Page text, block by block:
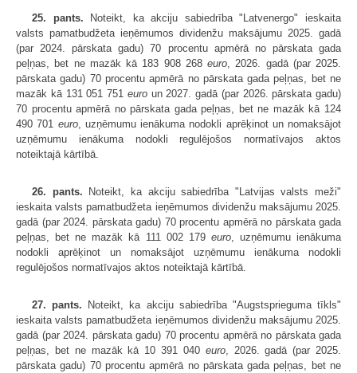
25. pants. Noteikt, ka akciju sabiedrība "Latvenergo" ieskaita
valsts pamatbudžeta ieņēmumos dividenžu maksājumu 2025. gadā
(par 2024. pārskata gadu) 70 procentu apmērā no pārskata gada
peļņas, bet ne mazāk kā 183 908 268 euro , 2026. gadā (par 2025.
pārskata gadu) 70 procentu apmērā no pārskata gada peļņas, bet ne
mazāk kā 131 051 751 euroun 2027. gadā (par 2026. pārskata gadu)
70 procentu apmērā no pārskata gada peļņas, bet ne mazāk kā 124
490 701 euro, uzņēmumu ienākuma nodokli aprēķinot un nomaksājot
uzņēmumu ienākuma nodokli regulējošos normatīvajos aktos
noteiktajā kārtībā.
26. pants. Noteikt, ka akciju sabiedrība "Latvijas valsts meži"
ieskaita valsts pamatbudžeta ieņēmumos dividenžu maksājumu 2025.
gadā (par 2024. pārskata gadu) 70 procentu apmērā no pārskata gada
peļņas, bet ne mazāk kā 111 002 179 euro, uzņēmumu ienākuma
nodokli aprēķinot un nomaksājot uzņēmumu ienākuma nodokli
regulējošos normatīvajos aktos noteiktajā kārtībā.
27. pants. Noteikt, ka akciju sabiedrība "Augstsprieguma tīkls"
ieskaita valsts pamatbudžeta ieņēmumos dividenžu maksājumu 2025.
gadā (par 2024. pārskata gadu) 70 procentu apmērā no pārskata gada
peļņas, bet ne mazāk kā 10 391 040 euro, 2026. gadā (par 2025.
pārskata gadu) 70 procentu apmērā no pārskata gada peļņas, bet ne